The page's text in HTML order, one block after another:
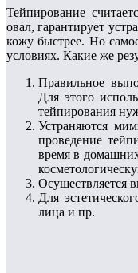
Тейпирование
овал, гарантирует
кожу быстрее. Но
условиях. Какие же
Правильное
Для этого
тейпирования
Устраняются
проведение
время в
Осуществляется
Для
лица и пр.